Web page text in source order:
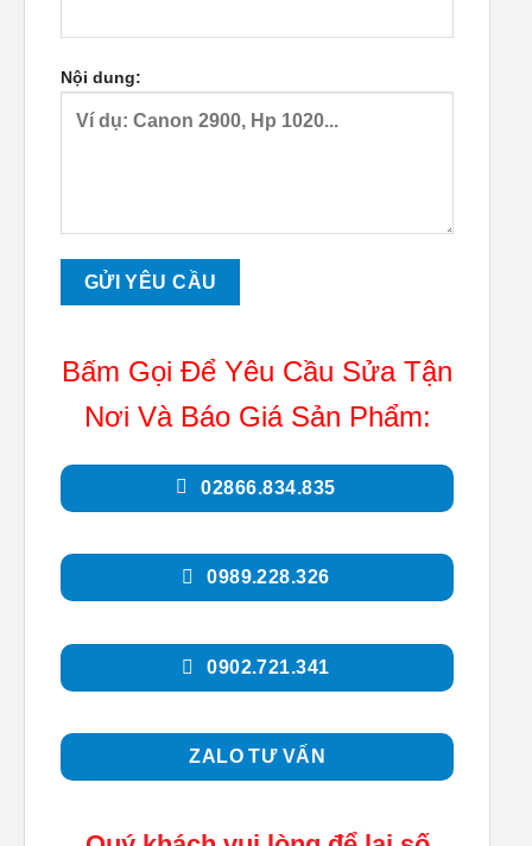
Nội dung:
Bấm Gọi Để Yêu Cầu Sửa Tận
Nơi Và Báo Giá Sản Phẩm:
02866.834.835
0989.228.326
0902.721.341
ZALO TƯ VẤN